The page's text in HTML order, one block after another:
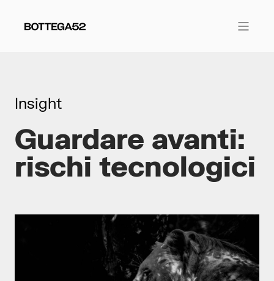
Insight
Guardare avanti:
rischi tecnologici